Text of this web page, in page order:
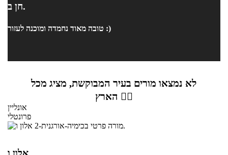
חן ב.
טובה מאוד נחמדה ומוכנה לעזור :)
לא נמצאו מורים בעיר המבוקשת, מציג מכל
הארץ 👇🏼
אונליין
פרונטלי